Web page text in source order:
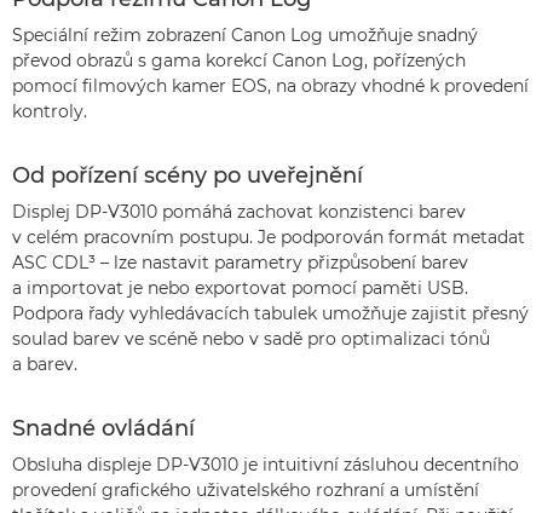
Speciální režim zobrazení Canon Log umožňuje snadný
převod obrazů s gama korekcí Canon Log, pořízených
pomocí filmových kamer EOS, na obrazy vhodné k provedení
kontroly.
Od pořízení scény po uveřejnění
Displej DP-V3010 pomáhá zachovat konzistenci barev
v celém pracovním postupu. Je podporován formát metadat
ASC CDL³ – lze nastavit parametry přizpůsobení barev
a importovat je nebo exportovat pomocí paměti USB.
Podpora řady vyhledávacích tabulek umožňuje zajistit přesný
soulad barev ve scéně nebo v sadě pro optimalizaci tónů
a barev.
Snadné ovládání
Obsluha displeje DP-V3010 je intuitivní zásluhou decentního
provedení grafického uživatelského rozhraní a umístění